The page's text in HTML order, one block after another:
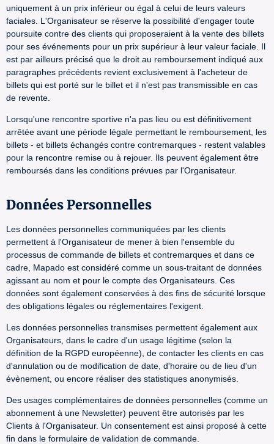
uniquement à un prix inférieur ou égal à celui de leurs valeurs
faciales. L'Organisateur se réserve la possibilité d'engager toute
poursuite contre des clients qui proposeraient à la vente des billets
pour ses événements pour un prix supérieur à leur valeur faciale. Il
est par ailleurs précisé que le droit au remboursement indiqué aux
paragraphes précédents revient exclusivement à l'acheteur de
billets qui est porté sur le billet et il n'est pas transmissible en cas
de revente.
Lorsqu'une rencontre sportive n'a pas lieu ou est définitivement
arrêtée avant une période légale permettant le remboursement, les
billets - et billets échangés contre contremarques - restent valables
pour la rencontre remise ou à rejouer. Ils peuvent également être
remboursés dans les conditions prévues par l'Organisateur.
Données Personnelles
Les données personnelles communiquées par les clients
permettent à l'Organisateur de mener à bien l'ensemble du
processus de commande de billets et contremarques et dans ce
cadre, Mapado est considéré comme un sous-traitant de données
agissant au nom et pour le compte des Organisateurs. Ces
données sont également conservées à des fins de sécurité lorsque
des obligations légales ou réglementaires l'exigent.
Les données personnelles transmises permettent également aux
Organisateurs, dans le cadre d'un usage légitime (selon la
définition de la RGPD européenne), de contacter les clients en cas
d'annulation ou de modification de date, d'horaire ou de lieu d'un
évènement, ou encore réaliser des statistiques anonymisés.
Des usages complémentaires de données personnelles (comme un
abonnement à une Newsletter) peuvent être autorisés par les
Clients à l'Organisateur. Un consentement est ainsi proposé à cette
fin dans le formulaire de validation de commande.